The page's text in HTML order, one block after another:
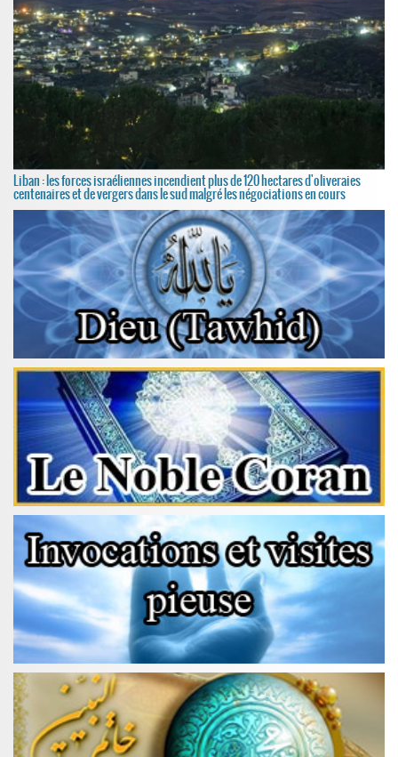
Liban : les forces israéliennes incendient plus de 120 hectares d'oliveraies
centenaires et de vergers dans le sud malgré les négociations en cours